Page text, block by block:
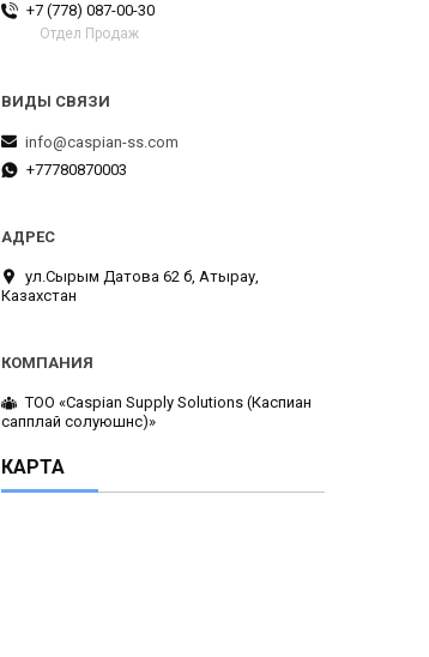
+7 (778) 087-00-30
Отдел Продаж
info@caspian-ss.com
+77780870003
ул.Сырым Датова 62 б, Атырау,
Казахстан
ТОО «Caspian Supply Solutions (Каспиан
сапплай солуюшнс)»
КАРТА